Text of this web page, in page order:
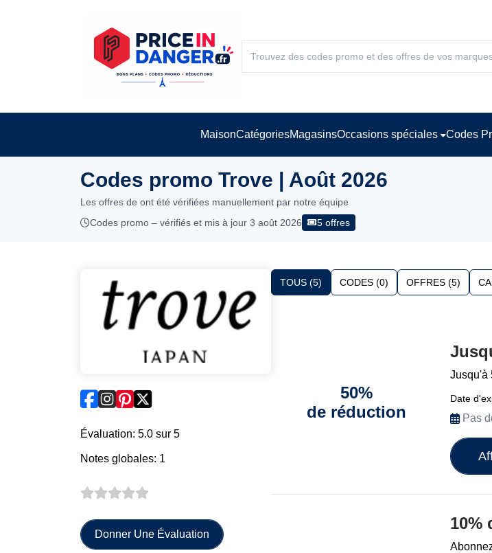
MaisonCatégoriesMagasinsOccasions spéciales Codes
Codes promo Trove | Août 2026
Les offres de ont été vérifiées manuellement par notre équipe
Codes promo – vérifiés et mis à jour 3 août 2026
5 offres
Évaluation: 5.0 sur 5
Notes globales: 1
Donner Une Évaluation
TOUS (5) CODES (0) OFFRES (5)
50%
de réduction
Jusqu'à
Date
Pas
10%